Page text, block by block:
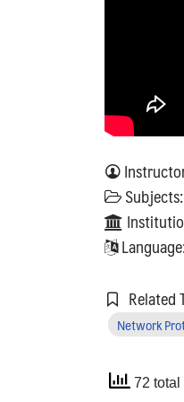
Subjects:
Related
Network
72